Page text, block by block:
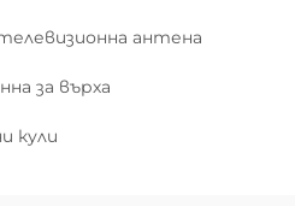
антена
за върха
кули